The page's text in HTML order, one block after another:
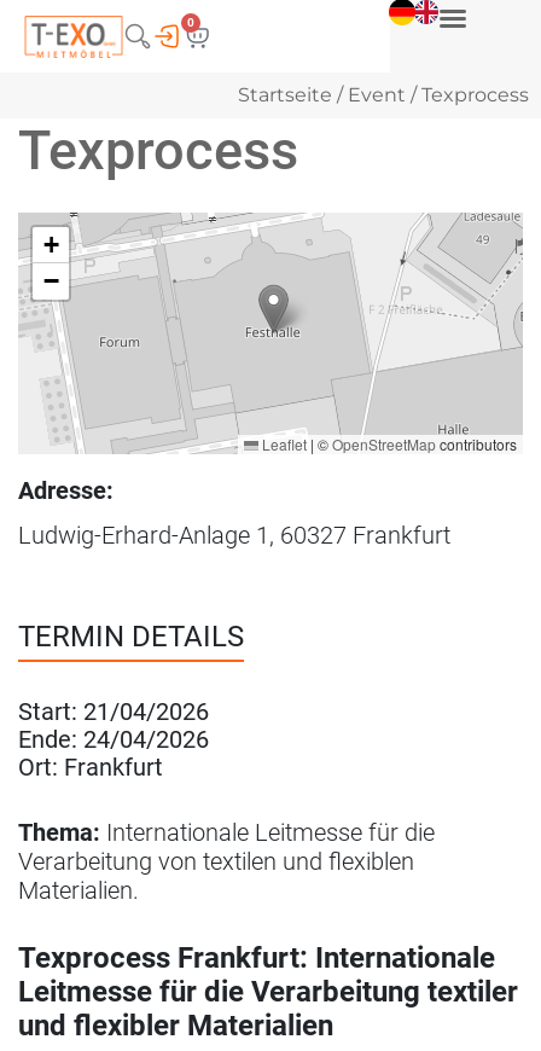
0
Startseite / Event / Texprocess
Texprocess
+
−
Leaflet | ©OpenStreetMapcontributors
Adresse:
Ludwig-Erhard-Anlage 1, 60327 Frankfurt
TERMIN DETAILS
Start: 21/04/2026
Ende: 24/04/2026
Ort: Frankfurt
Thema: Internationale Leitmesse für die
Verarbeitung von textilen und flexiblen
Materialien.
Texprocess Frankfurt: Internationale
Leitmesse für die Verarbeitung textiler
und flexibler Materialien